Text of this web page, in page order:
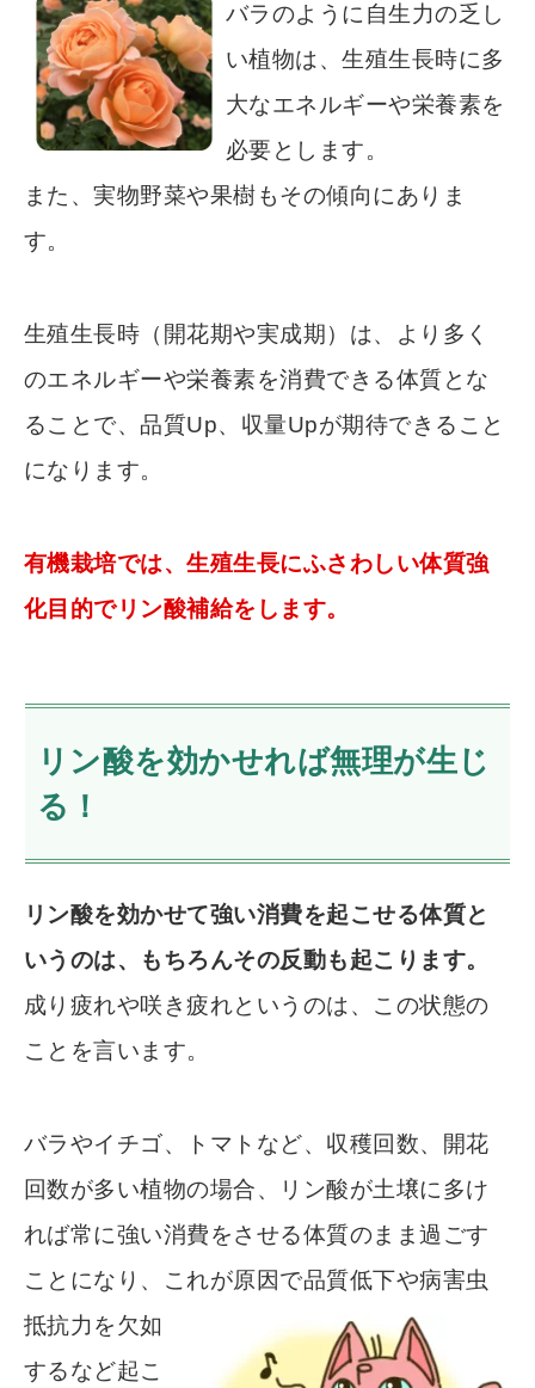
バラのように自生力の乏し
い植物は、生殖生長時に多
大なエネルギーや栄養素を
必要とします。
また、実物野菜や果樹もその傾向にありま
す。
生殖生長時（開花期や実成期）は、より多く
のエネルギーや栄養素を消費できる体質とな
ることで、品質Up、収量Upが期待できること
になります。
有機栽培では、生殖生長にふさわしい体質強
化目的でリン酸補給をします。
リン酸を効かせれば無理が生じ
る！
リン酸を効かせて強い消費を起こせる体質と
いうのは、もちろんその反動も起こります。
成り疲れや咲き疲れというのは、この状態の
ことを言います。
バラやイチゴ、トマトなど、収穫回数、開花
回数が多い植物の場合、リン酸が土壌に多け
れば常に強い消費をさせる体質のまま過ごす
ことになり、これが原因で品質低下や病害虫
抵抗力を欠如
するなど起こ